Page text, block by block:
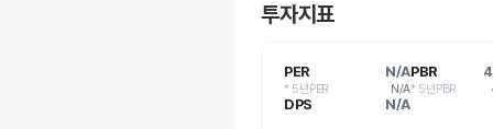
투자지표
PER N/A
* 5년PER N/A
PBR
* 5년PBR
DPS N/A